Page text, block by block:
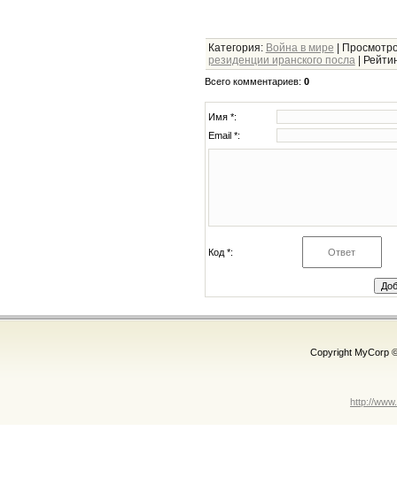
Категория: Война в мире
резиденции иранского посла|
Всего комментариев: 0
Имя *:
Email *:
Код *:
Copyright MyCorp
http://